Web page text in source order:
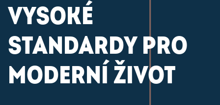
VYSOKÉ
STANDARDY PRO
MODERNÍ ŽIVOT